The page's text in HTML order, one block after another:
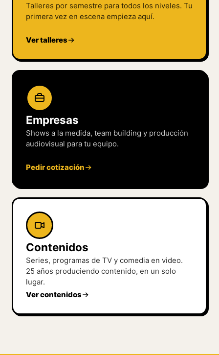
Talleres por semestre para todos los niveles. Tu
primera vez en escena empieza aquí.
Ver talleres
Empresas
Shows a la medida, team building y producción
audiovisual para tu equipo.
Pedir cotización
Contenidos
Series, programas de TV y comedia en video.
25 años produciendo contenido, en un solo
lugar.
Ver contenidos